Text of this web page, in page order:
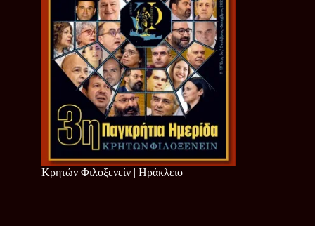
Κρητών Φιλοξενείν | Ηράκλειο